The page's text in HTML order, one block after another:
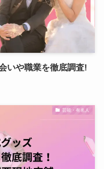
いや職業を徹底調査!
芸能・有名人